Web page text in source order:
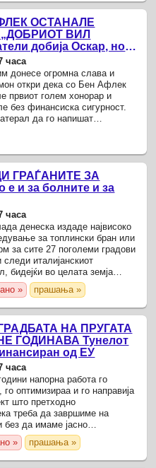
ОСТАНАЛЕ
ВИЛ
добија Оскар, но
работа
часа
донесе огромна слава и
откри дека со Бен Афлек
првиот голем хонорар и
без финансиска сигурност.
да го напишат
ги промени животите.
ГРАЃАНИТЕ ЗА
и за болните и за
часа
денеска издаде највисоко
за топлински бран или
за сите 27 поголеми градови
следи италијанскиот
бидејќи во целата земја
над 35 степени
» прашања »
НА ПРУГАТА
ГОДИНАВА Тунелот
од ЕУ
часа
напорна работа го
го оптимизираа и го направија
што претходно
треба да завршиме на
без да имаме јасно
на нашиот источен
модернизација на ...
» прашања »